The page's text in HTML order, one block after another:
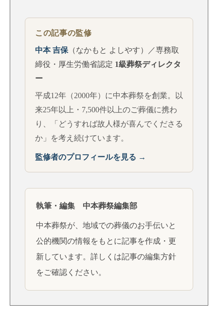
この記事の監修
中本 吉保 （なかもと よしやす）／専務取
締役・厚生労働省認定 1級葬祭ディレクタ
ー
平成12年（2000年）に中本葬祭を創業。以
来25年以上・7,500件以上のご葬儀に携わ
り、「どうすれば故人様が喜んでくださる
か」を考え続けています。
監修者のプロフィールを見る →
執筆・編集 中本葬祭編集部
中本葬祭が、地域での葬儀のお手伝いと
公的機関の情報をもとに記事を作成・更
新しています。詳しくは記事の編集方針
をご確認ください。